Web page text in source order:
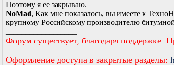
Поэтому я ее закрываю.
NoMad, Как мне показалось, вы имеете к
крупному Российскому производителю
Форум существует, благодаря поддержке.
Оформление доступа в закрытые разделы: